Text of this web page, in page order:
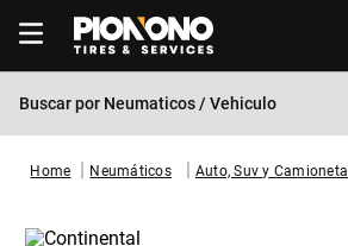
Buscar por Neumaticos / Vehiculo
Neumáticos Auto, Suv y Camioneta